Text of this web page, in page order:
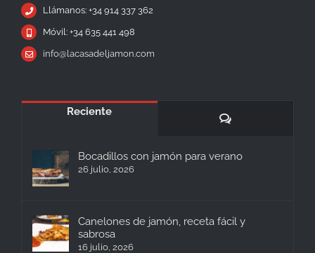
Llámanos: +34 914 337 362
Móvil: +34 635 441 498
info@lacasadeljamon.com
Reciente
Comentarios
Bocadillos con jamón para verano
26 julio, 2026
Canelones de jamón, receta fácil y
sabrosa
16 julio, 2026